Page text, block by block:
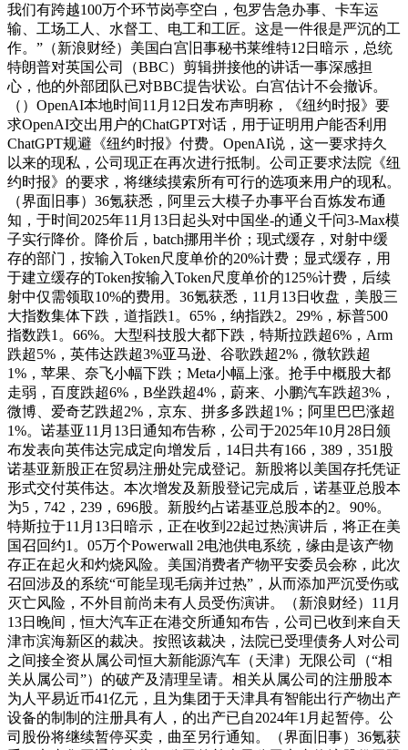
我们有跨越100万个环节岗亭空白，包罗告急办事、卡车运
输、工场工人、水督工、电工和工匠。这是一件很是严沉的工
作。”（新浪财经）美国白宫旧事秘书莱维特12日暗示，总统
特朗普对英国公司（BBC）剪辑拼接他的讲话一事深感担
心，他的外部团队已对BBC提告状讼。白宫估计不会撤诉。
（）OpenAI本地时间11月12日发布声明称，《纽约时报》要
求OpenAI交出用户的ChatGPT对话，用于证明用户能否利用
ChatGPT规避《纽约时报》付费。OpenAI说，这一要求持久
以来的现私，公司现正在再次进行抵制。公司正要求法院《纽
约时报》的要求，将继续摸索所有可行的选项来用户的现私。
（界面旧事）36氪获悉，阿里云大模子办事平台百炼发布通
知，于时间2025年11月13日起头对中国坐-的通义千问3-Max模
子实行降价。降价后，batch挪用半价；现式缓存，对射中缓
存的部门，按输入Token尺度单价的20%计费；显式缓存，用
于建立缓存的Token按输入Token尺度单价的125%计费，后续
射中仅需领取10%的费用。36氪获悉，11月13日收盘，美股三
大指数集体下跌，道指跌1。65%，纳指跌2。29%，标普500
指数跌1。66%。大型科技股大都下跌，特斯拉跌超6%，Arm
跌超5%，英伟达跌超3%亚马逊、谷歌跌超2%，微软跌超
1%，苹果、奈飞小幅下跌；Meta小幅上涨。抢手中概股大都
走弱，百度跌超6%，B坐跌超4%，蔚来、小鹏汽车跌超3%，
微博、爱奇艺跌超2%，京东、拼多多跌超1%；阿里巴巴涨超
1%。诺基亚11月13日通知布告称，公司于2025年10月28日颁
布发表向英伟达完成定向增发后，14日共有166，389，351股
诺基亚新股正在贸易注册处完成登记。新股将以美国存托凭证
形式交付英伟达。本次增发及新股登记完成后，诺基亚总股本
为5，742，239，696股。新股约占诺基亚总股本的2。90%。
特斯拉于11月13日暗示，正在收到22起过热演讲后，将正在美
国召回约1。05万个Powerwall 2电池供电系统，缘由是该产物
存正在起火和灼烧风险。美国消费者产物平安委员会称，此次
召回涉及的系统“可能呈现毛病并过热”，从而添加严沉受伤或
灭亡风险，不外目前尚未有人员受伤演讲。（新浪财经）11月
13日晚间，恒大汽车正在港交所通知布告，公司已收到来自天
津市滨海新区的裁决。按照该裁决，法院已受理债务人对公司
之间接全资从属公司恒大新能源汽车（天津）无限公司（“相
关从属公司”）的破产及清理呈请。相关从属公司的注册股本
为人平易近币41亿元，且为集团于天津具有智能出行产物出产
设备的制制的注册具有人，的出产已自2024年1月起暂停。公
司股份将继续暂停买卖，曲至另行通知。（界面旧事）36氪获